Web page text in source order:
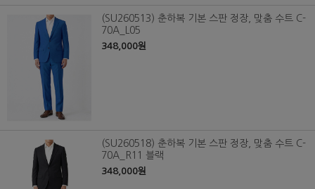
(SU260513) 춘하복 기본 스판 정장, 맞춤 수트 C-
70A_L05
348,000원
(SU260518) 춘하복 기본 스판 정장, 맞춤 수트 C-
70A_R11 블랙
348,000원